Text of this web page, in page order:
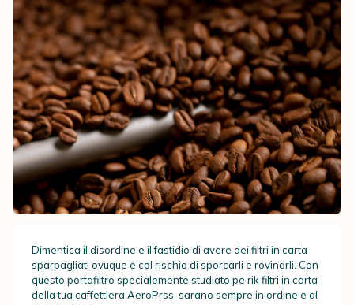
Dimentica il disordine e il fastidio di avere dei filtri in carta
sparpagliati ovuque e col rischio di sporcarli e rovinarli. Con
questo portafiltro specialemente studiato pe rik filtri in carta
della tua caffettiera AeroPrss, sarano sempre in ordine e al